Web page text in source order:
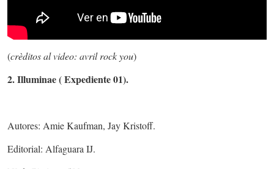
(crèditos al video: avril rock you)
2. Illuminae ( Expediente 01).
Autores: Amie Kaufman, Jay Kristoff.
Editorial: Alfaguara IJ.